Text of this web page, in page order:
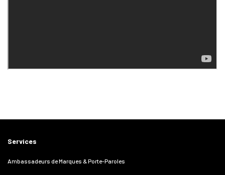
Services
Ambassadeurs de Marques & Porte-Paroles